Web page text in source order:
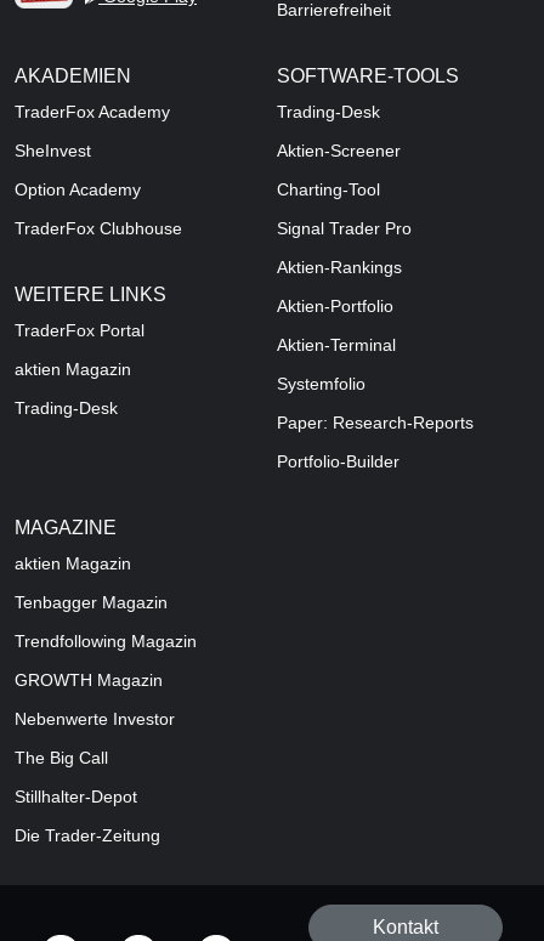
Barrierefreiheit
AKADEMIEN
TraderFox Academy
SheInvest
Option Academy
TraderFox Clubhouse
WEITERE LINKS
TraderFox Portal
aktien Magazin
Trading-Desk
SOFTWARE-TOOLS
Trading-Desk
Aktien-Screener
Charting-Tool
Signal Trader Pro
Aktien-Rankings
Aktien-Portfolio
Aktien-Terminal
Systemfolio
Paper: Research-Reports
Portfolio-Builder
MAGAZINE
aktien Magazin
Tenbagger Magazin
Trendfollowing Magazin
GROWTH Magazin
Nebenwerte Investor
The Big Call
Stillhalter-Depot
Die Trader-Zeitung
Kontakt